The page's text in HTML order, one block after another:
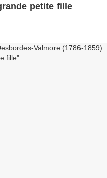
petite fille